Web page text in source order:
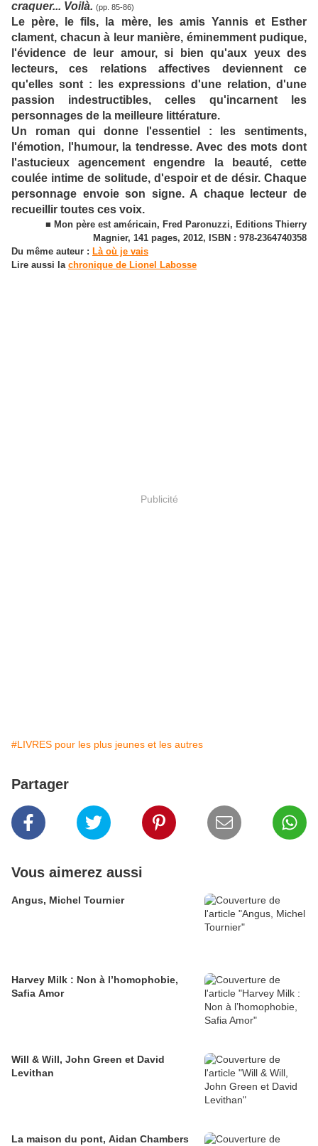
craquer... Voilà. (pp. 85-86)
Le père, le fils, la mère, les amis Yannis et Esther
clament, chacun à leur manière, éminemment pudique,
l'évidence de leur amour, si bien qu'aux yeux des
lecteurs, ces relations affectives deviennent ce
qu'elles sont : les expressions d'une relation, d'une
passion indestructibles, celles qu'incarnent les
personnages de la meilleure littérature.
Un roman qui donne l'essentiel : les sentiments,
l'émotion, l'humour, la tendresse. Avec des mots dont
l'astucieux agencement engendre la beauté, cette
coulée intime de solitude, d'espoir et de désir. Chaque
personnage envoie son signe. A chaque lecteur de
recueillir toutes ces voix.
■ Mon père est américain, Fred Paronuzzi, Editions Thierry
Magnier, 141 pages, 2012, ISBN : 978-2364740358
Du même auteur : Là où je vais
Lire aussi la chronique de Lionel Labosse
Publicité
#LIVRES pour les plus jeunes et les autres
Partager
Vous aimerez aussi
Angus, Michel Tournier
Harvey Milk : Non à l’homophobie,
Safia Amor
Will & Will, John Green et David
Levithan
La maison du pont, Aidan Chambers